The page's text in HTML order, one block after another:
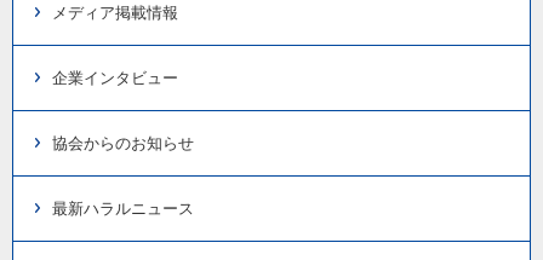
メディア掲載情報
企業インタビュー
協会からのお知らせ
最新ハラルニュース